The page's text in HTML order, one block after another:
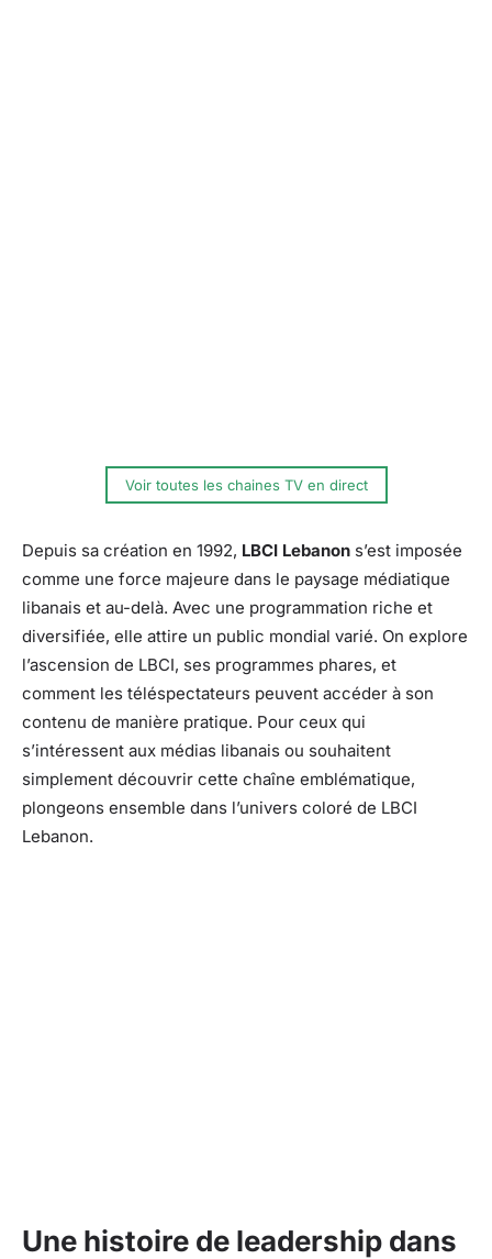
Voir toutes les chaines TV en direct
Depuis sa création en 1992, LBCI Lebanon s’est imposée
comme une force majeure dans le paysage médiatique
libanais et au-delà. Avec une programmation riche et
diversifiée, elle attire un public mondial varié. On explore
l’ascension de LBCI, ses programmes phares, et
comment les téléspectateurs peuvent accéder à son
contenu de manière pratique. Pour ceux qui
s’intéressent aux médias libanais ou souhaitent
simplement découvrir cette chaîne emblématique,
plongeons ensemble dans l’univers coloré de LBCI
Lebanon.
Une histoire de leadership dans